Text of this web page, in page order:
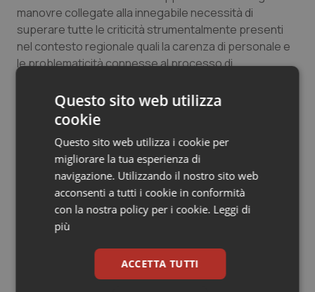
Salute orale & impianti
Sangue & coagulazione
Tumore al seno
Tumore ovarico
Tumori del Polmone & Testa Collo
Tumori gastrointestinali
Ulcera & Reflusso
manovre collegate alla innegabile necessità di
superare tutte le criticità strumentalmente presenti
nel contesto regionale quali la carenza di personale e
le problematicità connesse al processo di
18 Ottobre 2022
© Riproduzione riservata
Potrebbe interessarti in
Molise
Questo sito web utilizza
cookie
Questo sito web utilizza i cookie per
migliorare la tua esperienza di
navigazione. Utilizzando il nostro sito web
acconsenti a tutti i cookie in conformità
con la nostra policy per i cookie. Leggi di
più
ACCETTA TUTTI